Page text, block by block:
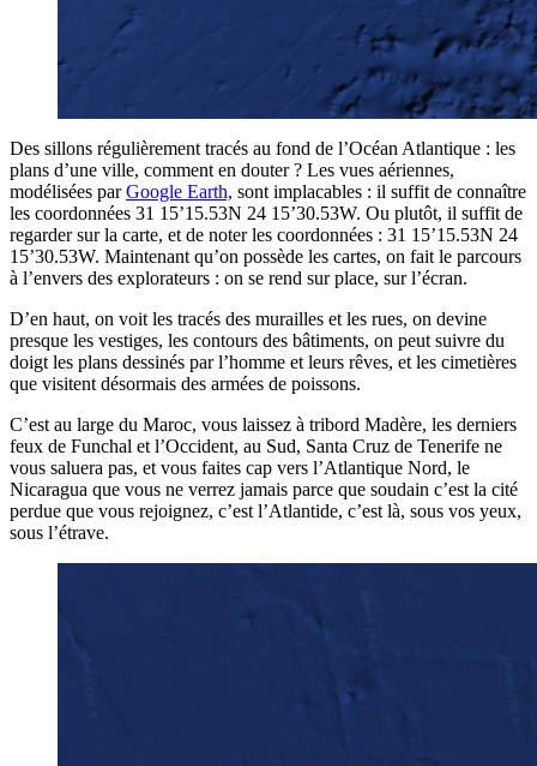
Des sillons régulièrement tracés au fond de l’Océan Atlantique : les
plans d’une ville, comment en douter ? Les vues aériennes,
modélisées parGoogle Earth, sont implacables : il suffit de connaître
les coordonnées 31 15’15.53N 24 15’30.53W. Ou plutôt, il suffit de
regarder sur la carte, et de noter les coordonnées : 31 15’15.53N 24
15’30.53W. Maintenant qu’on possède les cartes, on fait le parcours
à l’envers des explorateurs : on se rend sur place, sur l’écran.
D’en haut, on voit les tracés des murailles et les rues, on devine
presque les vestiges, les contours des bâtiments, on peut suivre du
doigt les plans dessinés par l’homme et leurs rêves, et les cimetières
que visitent désormais des armées de poissons.
C’est au large du Maroc, vous laissez à tribord Madère, les derniers
feux de Funchal et l’Occident, au Sud, Santa Cruz de Tenerife ne
vous saluera pas, et vous faites cap vers l’Atlantique Nord, le
Nicaragua que vous ne verrez jamais parce que soudain c’est la cité
perdue que vous rejoignez, c’est l’Atlantide, c’est là, sous vos yeux,
sous l’étrave.